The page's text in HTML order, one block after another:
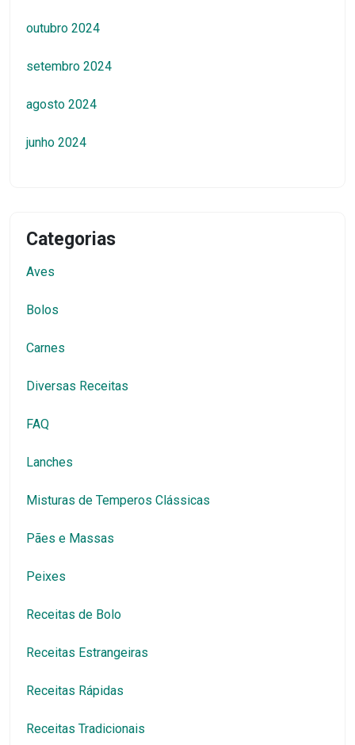
outubro 2024
setembro 2024
agosto 2024
junho 2024
Categorias
Aves
Bolos
Carnes
Diversas Receitas
FAQ
Lanches
Misturas de Temperos Clássicas
Pães e Massas
Peixes
Receitas de Bolo
Receitas Estrangeiras
Receitas Rápidas
Receitas Tradicionais